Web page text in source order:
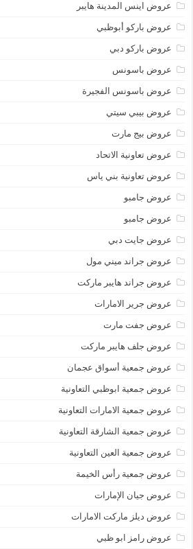
عروض اينس المدينة هايبر
عروض باركو أبوظبي
عروض باركو دبي
عروض باسونس
عروض باسونس الفجيرة
عروض بيبي سيتي
عروض بيج مارت
عروض تعاونية الاتحاد
عروض تعاونية بني ياس
عروض جامبو
عروض جامبو
عروض جايت دبي
عروض جراند ميني مول
عروض جراند هايبر ماركت
عروض جرير الامارات
عروض جفت مارت
عروض جلف هايبر ماركت
عروض جمعية أسواق عجمان
عروض جمعية ابوظبي التعاونية
عروض جمعية الامارات التعاونية
عروض جمعية الشارقة التعاونية
عروض جمعية العين التعاونية
عروض جمعية رأس الخيمة
عروض جيان الإمارات
عروض ديلز ماركت الامارات
عروض رامز ابو ظبي